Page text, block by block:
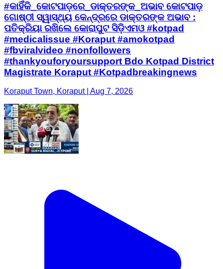
#କାହିଁକି_କୋଟପାଡ଼ରେ_ଡାକ୍ତରଙ୍କ_ଅଭାବ କୋଟପାଡ଼
ଗୋଷ୍ଠୀ ସ୍ୱାସ୍ଥ୍ୟ କେନ୍ଦ୍ରରେ ଡାକ୍ତରଙ୍କ ଅଭାବ :
ପତିକ୍ରିୟା ରଖିଲେ କୋରାପୁଟ ସିଡ଼ିଏମଓ #kotpad
#medicalissue #Koraput #amokotpad
#fbviralvideo #nonfollowers
#thankyouforyoursupport Bdo Kotpad District
Magistrate Koraput #Kotpadbreakingnews
Koraput Town, Koraput | Aug 7, 2026